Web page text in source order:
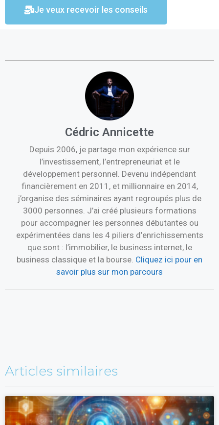
Je veux recevoir les conseils
Cédric Annicette
Depuis 2006, je partage mon expérience sur
l’investissement, l’entrepreneuriat et le
développement personnel. Devenu indépendant
financièrement en 2011, et millionnaire en 2014,
j’organise des séminaires ayant regroupés plus de
3000 personnes. J’ai créé plusieurs formations
pour accompagner les personnes débutantes ou
expérimentées dans les 4 piliers d’enrichissements
que sont : l’immobilier, le business internet, le
business classique et la bourse. Cliquez ici pour en
savoir plus sur mon parcours
Articles similaires